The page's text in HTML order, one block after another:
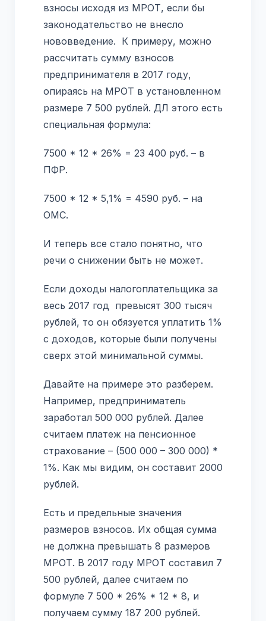
взносы исходя из МРОТ, если бы
законодательство не внесло
нововведение. К примеру, можно
рассчитать сумму взносов
предпринимателя в 2017 году,
опираясь на МРОТ в установленном
размере 7 500 рублей. ДЛ этого есть
специальная формула:
7500 * 12 * 26% = 23 400 руб. – в
ПФР.
7500 * 12 * 5,1% = 4590 руб. – на
ОМС.
И теперь все стало понятно, что
речи о снижении быть не может.
Если доходы налогоплательщика за
весь 2017 год превысят 300 тысяч
рублей, то он обязуется уплатить 1%
с доходов, которые были получены
сверх этой минимальной суммы.
Давайте на примере это разберем.
Например, предприниматель
заработал 500 000 рублей. Далее
считаем платеж на пенсионное
страхование – (500 000 – 300 000) *
1%. Как мы видим, он составит 2000
рублей.
Есть и предельные значения
размеров взносов. Их общая сумма
не должна превышать 8 размеров
МРОТ. В 2017 году МРОТ составил 7
500 рублей, далее считаем по
формуле 7 500 * 26% * 12 * 8, и
получаем сумму 187 200 рублей.